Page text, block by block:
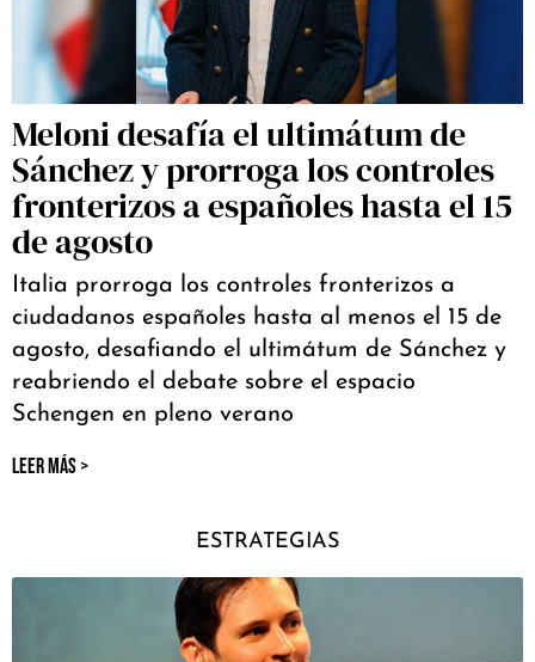
Meloni desafía el ultimátum de
Sánchez y prorroga los controles
fronterizos a españoles hasta el 15
de agosto
Italia prorroga los controles fronterizos a
ciudadanos españoles hasta al menos el 15 de
agosto, desafiando el ultimátum de Sánchez y
reabriendo el debate sobre el espacio
Schengen en pleno verano
LEER MÁS >
ESTRATEGIAS